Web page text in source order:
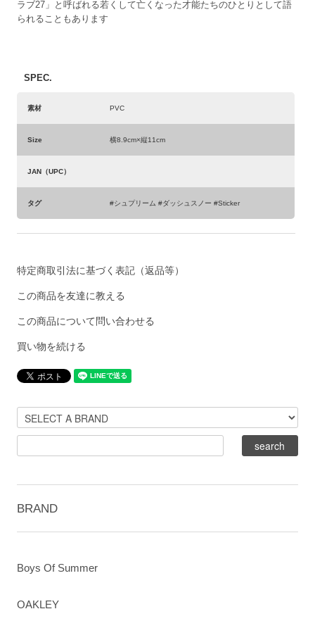
ラブ27」と呼ばれる若くして亡くなった才能たちのひとりとして語
られることもあります
SPEC.
素材 PVC
Size 横8.9cm×縦11cm
JAN（UPC）
タグ #シュプリーム #ダッシュスノー #Sticker
特定商取引法に基づく表記（返品等）
この商品を友達に教える
この商品について問い合わせる
買い物を続ける
BRAND
Boys Of Summer
OAKLEY